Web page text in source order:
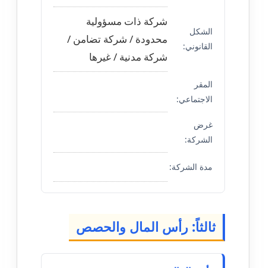
الشكل
القانوني:
شركة ذات مسؤولية
محدودة / شركة تضامن /
شركة مدنية / غيرها
المقر
الاجتماعي:
غرض
الشركة:
مدة الشركة:
ثالثاً: رأس المال والحصص